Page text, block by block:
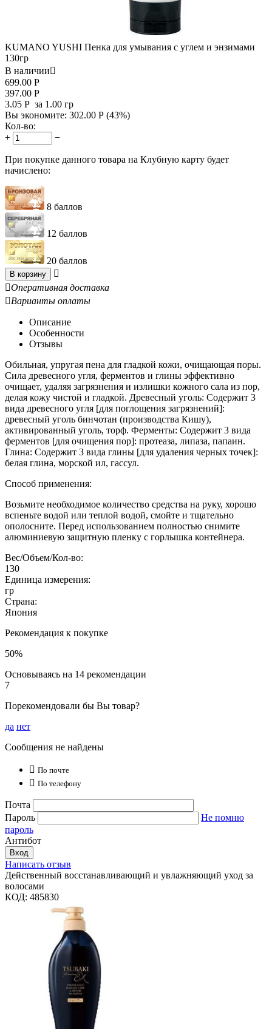
KUMANO YUSHI Пенка для умывания с углем и энзимами
130гр
В наличии
699.00 Р
397.00 Р
3.05 Р за 1.00 гр
Вы экономите: 302.00 Р (43%)
Кол-во:
+
−
При покупке данного товара на Клубную карту будет
начислено:
8 баллов
12 баллов
20 баллов
В корзину

Оперативная доставка
Варианты оплаты
Описание
Особенности
Отзывы
Обильная, упругая пена для гладкой кожи, очищающая поры.
Сила древесного угля, ферментов и глины эффективно
очищает, удаляя загрязнения и излишки кожного сала из пор,
делая кожу чистой и гладкой. Древесный уголь: Содержит 3
вида древесного угля [для поглощения загрязнений]:
древесный уголь бинчотан (производства Кишу),
активированный уголь, торф. Ферменты: Содержит 3 вида
ферментов [для очищения пор]: протеаза, липаза, папаин.
Глина: Содержит 3 вида глины [для удаления черных точек]:
белая глина, морской ил, гассул.
Способ применения:
Возьмите необходимое количество средства на руку, хорошо
вспеньте водой или теплой водой, смойте и тщательно
ополосните. Перед использованием полностью снимите
алюминиевую защитную пленку с горлышка контейнера.
Вес/Объем/Кол-во:
130
Единица измерения:
гр
Страна:
Япония
Рекомендация к покупке
50%
Основываясь на 14 рекомендации
7
Порекомендовали бы Вы товар?
да нет
Сообщения не найдены
 По почте
 По телефону
Почта
Пароль
Не помню
пароль
Антибот
Вход
Написать отзыв
Действенный восстанавливающий и увлажняющий уход за
волосами
КОД: 485830